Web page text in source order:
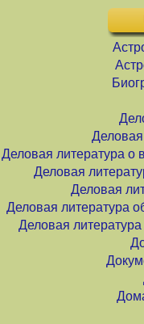
Деловая
Деловая литература о
Деловая
Деловая
Деловая литература
Деловая